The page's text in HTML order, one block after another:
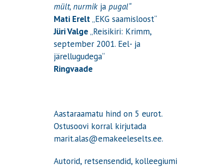
mült, nurmikja pugal“
Mati Erelt„EKG saamisloost“
Jüri Valge„Reisikiri: Krimm,
september 2001. Eel- ja
järellugudega“
Ringvaade
Aastaraamatu hind on 5 eurot.
Ostusoovi korral kirjutada
marit.alas@emakeeleselts.ee.
Autorid, retsensendid, kolleegiumi